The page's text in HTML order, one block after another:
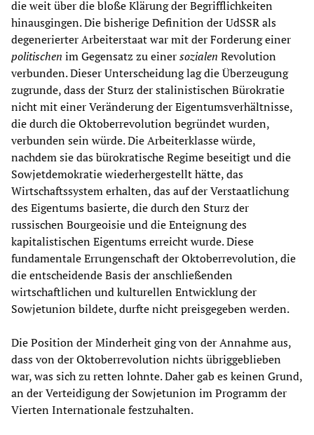
die weit über die bloße Klärung der Begrifflichkeiten
hinausgingen. Die bisherige Definition der UdSSR als
degenerierter Arbeiterstaat war mit der Forderung einer
politischen im Gegensatz zu einersozialen Revolution
verbunden. Dieser Unterscheidung lag die Überzeugung
zugrunde, dass der Sturz der stalinistischen Bürokratie
nicht mit einer Veränderung der Eigentumsverhältnisse,
die durch die Oktoberrevolution begründet wurden,
verbunden sein würde. Die Arbeiterklasse würde,
nachdem sie das bürokratische Regime beseitigt und die
Sowjetdemokratie wiederhergestellt hätte, das
Wirtschaftssystem erhalten, das auf der Verstaatlichung
des Eigentums basierte, die durch den Sturz der
russischen Bourgeoisie und die Enteignung des
kapitalistischen Eigentums erreicht wurde. Diese
fundamentale Errungenschaft der Oktoberrevolution, die
die entscheidende Basis der anschließenden
wirtschaftlichen und kulturellen Entwicklung der
Sowjetunion bildete, durfte nicht preisgegeben werden.
Die Position der Minderheit ging von der Annahme aus,
dass von der Oktoberrevolution nichts übriggeblieben
war, was sich zu retten lohnte. Daher gab es keinen Grund,
an der Verteidigung der Sowjetunion im Programm der
Vierten Internationale festzuhalten.